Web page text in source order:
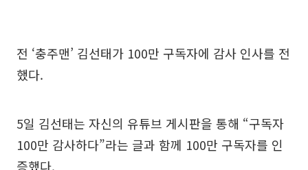
전 ‘충주맨’ 김선태가 100만 구독자에 감사 인사를 전
했다.
5일 김선태는 자신의 유튜브 게시판을 통해 “구독자
100만 감사하다”라는 글과 함께 100만 구독자를 인
증했다.